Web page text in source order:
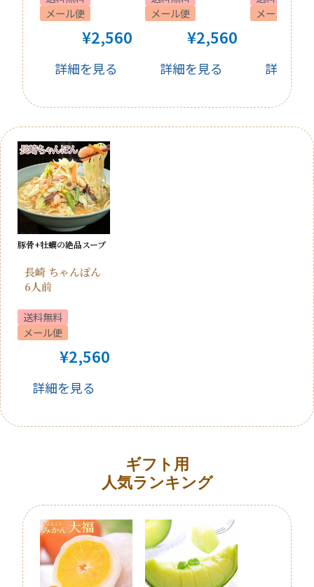
メール便
¥2,560
詳細を見る
メール便
¥2,560
詳細を見る
メール便
詳細を
豚骨+牡蠣の絶品スープ
長崎 ちゃんぽん
6人前
送料無料
メール便
¥2,560
詳細を見る
ギフト用
人気ランキング